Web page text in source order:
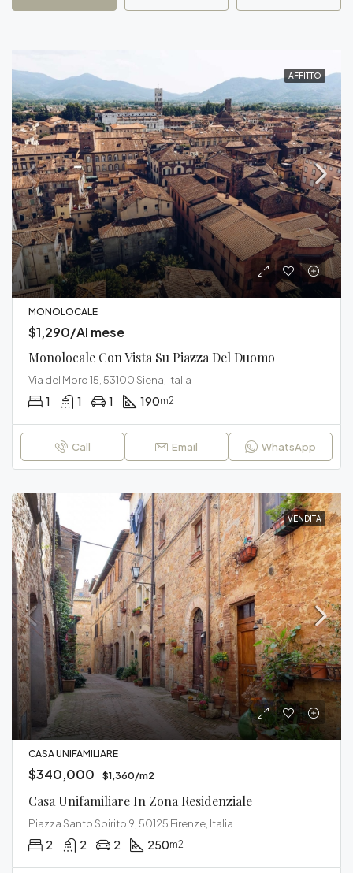
AFFITTO
MONOLOCALE
$1,290/Al mese
Monolocale Con Vista Su Piazza Del Duomo
Via del Moro 15, 53100 Siena, Italia
1 1 1 190m2
Call Email WhatsApp
VENDITA
CASA UNIFAMILIARE
$340,000 $1,360/m2
Casa Unifamiliare In Zona Residenziale
Piazza Santo Spirito 9, 50125 Firenze, Italia
2 2 2 250m2